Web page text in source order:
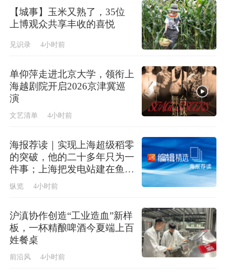
【城事】玉米又熟了，35位
上博观众共享丰收的喜悦
见识录 4小时前
单仰萍走进北京大学，领衔上
海越剧院开启2026京津冀巡
演
文艺清单 4小时前
海报荐读｜实现上海超级稻零
的突破，他的二十多年只为一
件事；上海把发电站建在鱼塘
上，今年首批“零碳蟹”即将上
纵览 4小时前
沪滇协作创造“工业造血”新样
板，一杯精酿啤酒今夏端上百
姓餐桌
前沿风 4小时前